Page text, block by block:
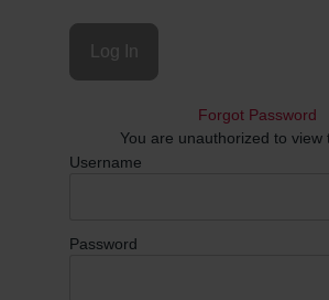
Forgot Password
You are unauthorized to view
Username
Password